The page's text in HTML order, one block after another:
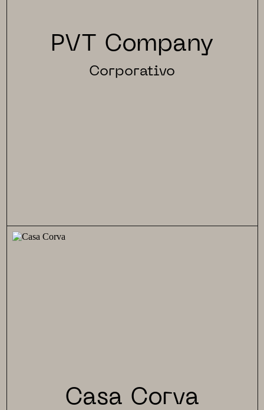
PVT Company
Corporativo
Casa Corva